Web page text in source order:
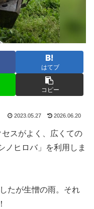
はてブ
コピー
2023.05.27 2026.06.20
スがよく、広くての
ノヒロバ」を利用しま
たが生憎の雨。それ